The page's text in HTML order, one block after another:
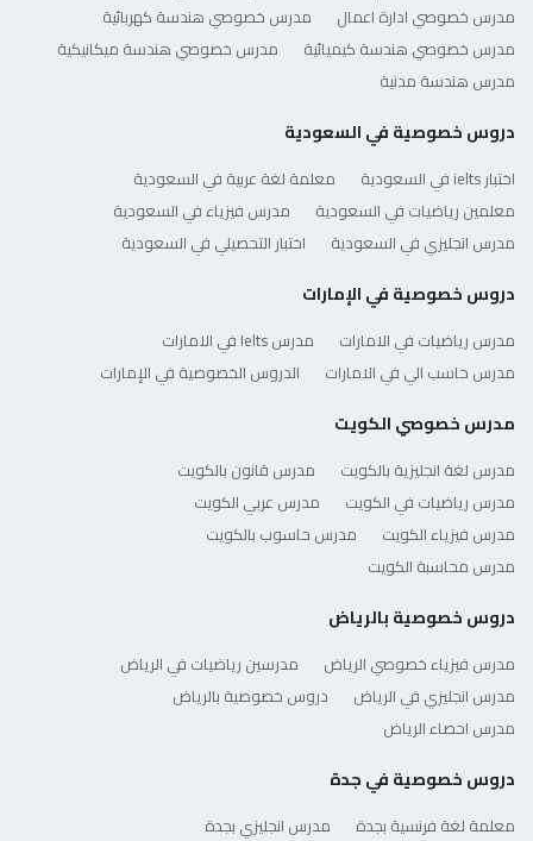
مدرس خصوصي ادارة اعمال
مدرس خصوصي هندسة كهربائية
مدرس خصوصي هندسة كيميائية
مدرس خصوصي هندسة ميكانيكية
مدرس هندسة مدنية
دروس خصوصية في السعودية
اختبار ielts في السعودية
معلمة لغة عربية في السعودية
معلمين رياضيات في السعودية
مدرس فيزياء في السعودية
مدرس انجليزي في السعودية
اختبار التحصيلي في السعودية
دروس خصوصية في الإمارات
مدرس رياضيات في الامارات
مدرس Ielts في الامارات
مدرس حاسب الي في الامارات
الدروس الخصوصية في الإمارات
مدرس خصوصي الكويت
مدرس لغة انجليزية بالكويت
مدرس قانون بالكويت
مدرس رياضيات في الكويت
مدرس عربي الكويت
مدرس فيزياء الكويت
مدرس حاسوب بالكويت
مدرس محاسبة الكويت
دروس خصوصية بالرياض
مدرس فيزياء خصوصي الرياض
مدرسين رياضيات في الرياض
مدرس انجليزي في الرياض
دروس خصوصية بالرياض
مدرس احصاء الرياض
دروس خصوصية في جدة
معلمة لغة فرنسية بجدة
مدرس انجليزي بجدة